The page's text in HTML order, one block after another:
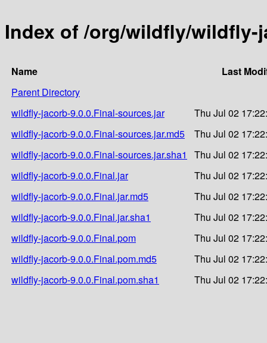
Index of /org/wildfly/wildfly-
Name
Last
Parent Directory
wildfly-jacorb-9.0.0.Final-sources.jar
Thu Jul 02
wildfly-jacorb-9.0.0.Final-sources.jar.md5
Thu Jul 02
wildfly-jacorb-9.0.0.Final-sources.jar.sha1
Thu Jul 02
wildfly-jacorb-9.0.0.Final.jar
Thu Jul 02
wildfly-jacorb-9.0.0.Final.jar.md5
Thu Jul 02
wildfly-jacorb-9.0.0.Final.jar.sha1
Thu Jul 02
wildfly-jacorb-9.0.0.Final.pom
Thu Jul 02
wildfly-jacorb-9.0.0.Final.pom.md5
Thu Jul 02
wildfly-jacorb-9.0.0.Final.pom.sha1
Thu Jul 02